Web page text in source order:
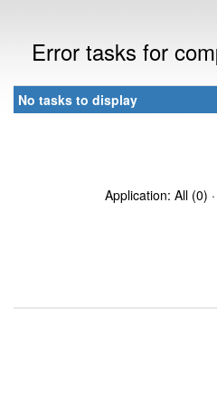
Error tasks for
No tasks to display
Application: All (0) ·